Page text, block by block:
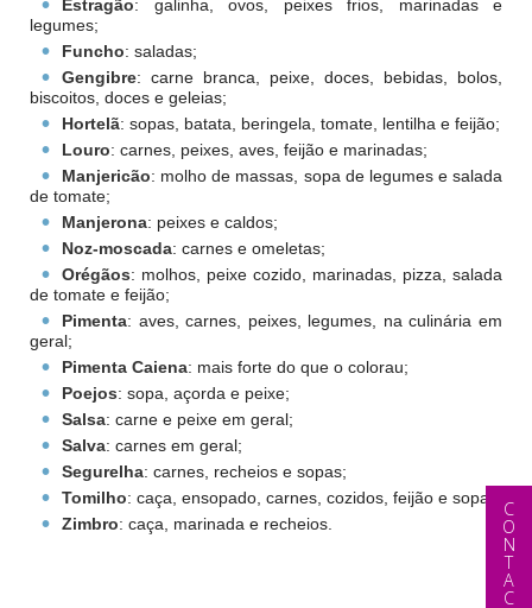
Estragão: galinha, ovos, peixes frios, marinadas e
legumes;
Funcho: saladas;
Gengibre: carne branca, peixe, doces, bebidas, bolos,
biscoitos, doces e geleias;
Hortelã: sopas, batata, beringela, tomate, lentilha e feijão;
Louro: carnes, peixes, aves, feijão e marinadas;
Manjericão: molho de massas, sopa de legumes e salada
de tomate;
Manjerona: peixes e caldos;
Noz-moscada: carnes e omeletas;
Orégãos: molhos, peixe cozido, marinadas, pizza, salada
de tomate e feijão;
Pimenta: aves, carnes, peixes, legumes, na culinária em
geral;
Pimenta Caiena: mais forte do que o colorau;
Poejos: sopa, açorda e peixe;
Salsa: carne e peixe em geral;
Salva: carnes em geral;
Segurelha: carnes, recheios e sopas;
Tomilho: caça, ensopado, carnes, cozidos, feijão e sopas.
Zimbro: caça, marinada e recheios.